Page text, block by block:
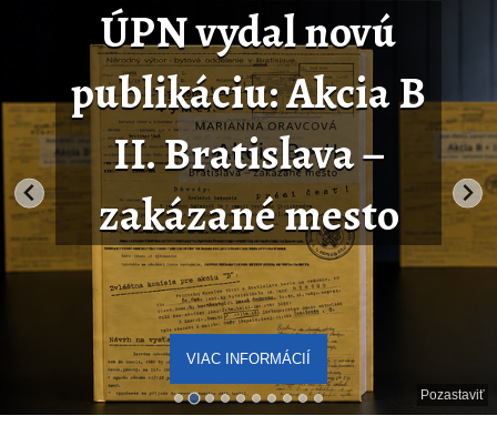
ÚPN vydal novú
publikáciu: Akcia B
II. Bratislava –
zakázané mesto
VIAC INFORMÁCIÍ
Pozastaviť